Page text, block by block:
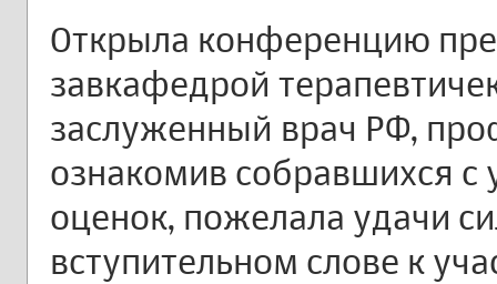
Открыла конференцию
завкафедрой
заслуженный врач РФ,
ознакомив собравшихся
оценок, пожелала удачи
вступительном слове к